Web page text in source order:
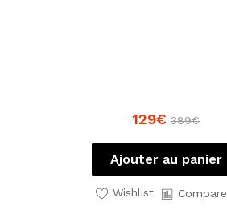
129€ 389€
Ajouter au panier
Wishlist Compare